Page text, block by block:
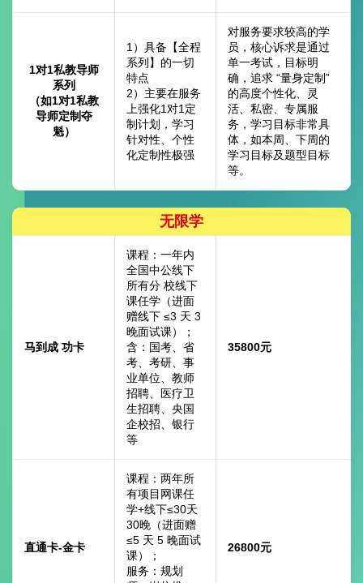
1对1私教导师
系列
（如1对1私教
导师定制夺
魁）
1）具备【全程
系列】的一切
特点
2）主要在服务
上强化1对1定
制计划，学习
针对性、个性
化定制性极强
对服务要求较高的学
员，核心诉求是通过
单一考试，目标明
确，追求 “量身定制”
的高度个性化、灵
活、私密、专属服
务，学习目标非常具
体，如本周、下周的
学习目标及题型目标
等。
无限学
马到成 功卡
课程：一年内
全国中公线下
所有分 校线下
课任学（进面
赠线下 ≤3 天 3
晚面试课）；
含：国考、省
考、考研、事
业单位、教师
招聘、医疗卫
生招聘、央国
企校招、银行
等
35800元
直通卡-金卡
课程：两年所
有项目网课任
学+线下≤30天
30晚（进面赠
≤5 天 5 晚面试
课）；
服务：规划
26800元